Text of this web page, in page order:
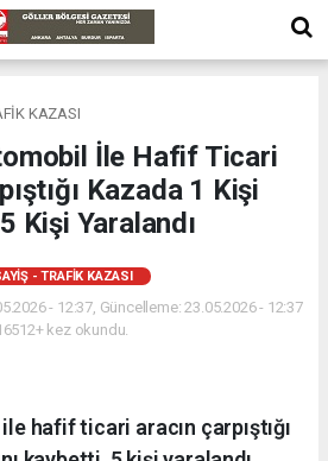
KAZASI
İle Hafif Ticari
Kazada 1 Kişi
Kişi Yaralandı
- TRAFİK KAZASI
- 12:37, Güncelleme: 23.05.2026 - 12:37
kez okundu.
hafif ticari aracın çarpıştığı